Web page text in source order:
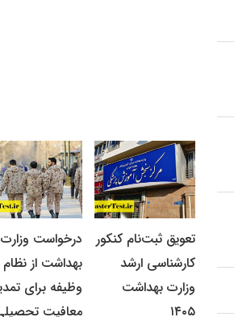
تعویق ثبت‌نام کنکور
کارشناسی ارشد
وزارت بهداشت
۱۴۰۵
درخواست وزارت
بهداشت از نظام
وظیفه برای
معافیت